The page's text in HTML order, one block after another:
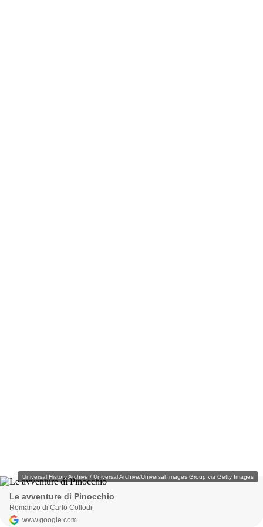
Universal History Archive / Universal Archive/Universal Images Group via Getty Images
Le avventure di Pinocchio
Romanzo di Carlo Collodi
www.google.com